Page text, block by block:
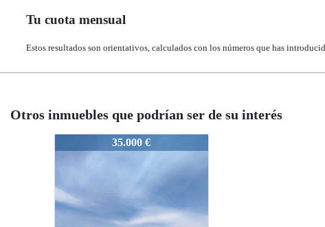
Tu cuota mensual
Estos resultados son orientativos, calculados con los números que has
Otros inmuebles que podrían ser de su interés
35.000 €